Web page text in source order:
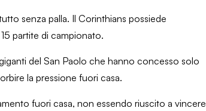
senza palla. Il Corinthians possiede
partite di campionato.
del San Paolo che hanno concesso solo
la pressione fuori casa.
fuori casa, non essendo riuscito a vincere